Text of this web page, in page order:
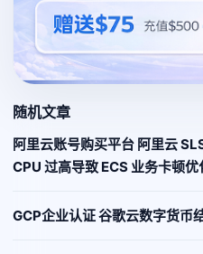
随机文章
阿里云账号购买平台 阿里云
CPU 过高导致 ECS 业务卡顿优
GCP企业认证 谷歌云数字货币